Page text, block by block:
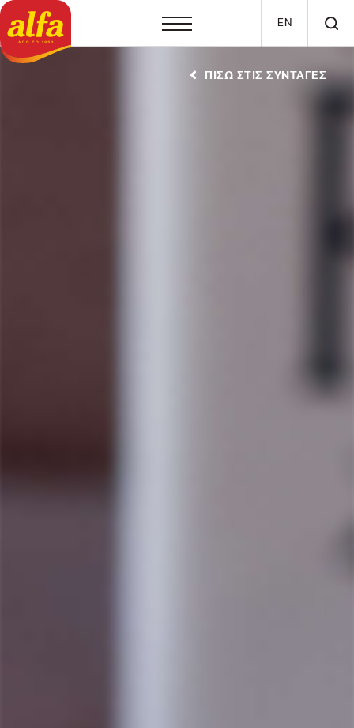
Παράκαμψη προς το κυρίως περιεχόμενο
EN
ΠΙΣΩ ΣΤΙΣ ΣΥΝΤΑΓΕΣ